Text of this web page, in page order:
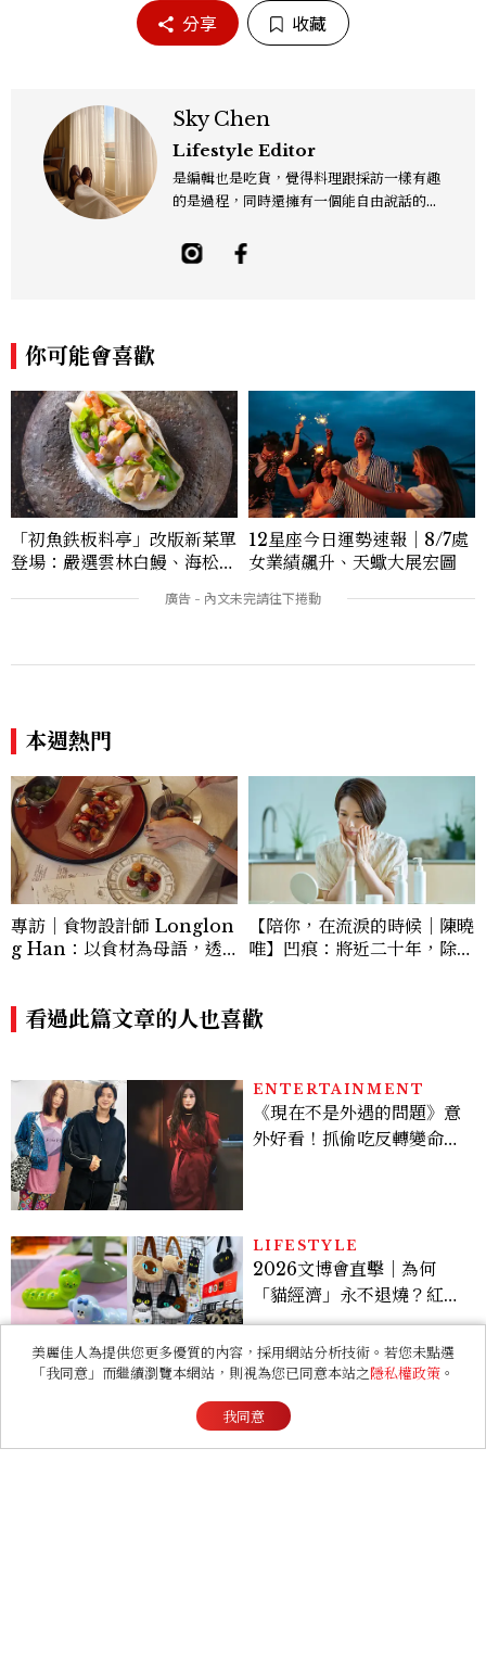
分享 收藏
Sky Chen
Lifestyle Editor
是編輯也是吃貨，覺得料理跟採訪一樣有趣
的是過程，同時還擁有一個能自由說話的地
誌與數位平台，主要企劃與撰寫美食、美
酒、設計與旅遊文化，作品有風格空間、主
你可能會喜歡
「初魚鉄板料亭」改版新菜單
登場：嚴選雲林白鰻、海松貝
12星座今日運勢速報｜8/7處
女業績飆升、天蠍大展宏圖
專訪｜食物設計師 Longlon
g Han：以食材為母語，透
過Fine Dining的美學重建
人與人之間的歸屬感
【陪你，在流淚的時候｜陳曉
唯】凹痕：將近二十年，除了
相戀與新婚，他們未曾親密
看過此篇文章的人也喜歡
外好看！抓偷吃反轉變命
貞雙影后飆戲，線上看7大
看點懶人包
LIFESTYLE
2026文博會直擊｜為何
過的貓咪IP推薦
RELATIONSHIP
心理測驗｜旅行心理學！測
測去什麼景點玩 會為你帶來
好運
美麗佳人為提供您更多優質的內容，採用網站分析技術。若您未點選
「我同意」而繼續瀏覽本網站，則視為您已同意本站之隱私權政策 。
我同意